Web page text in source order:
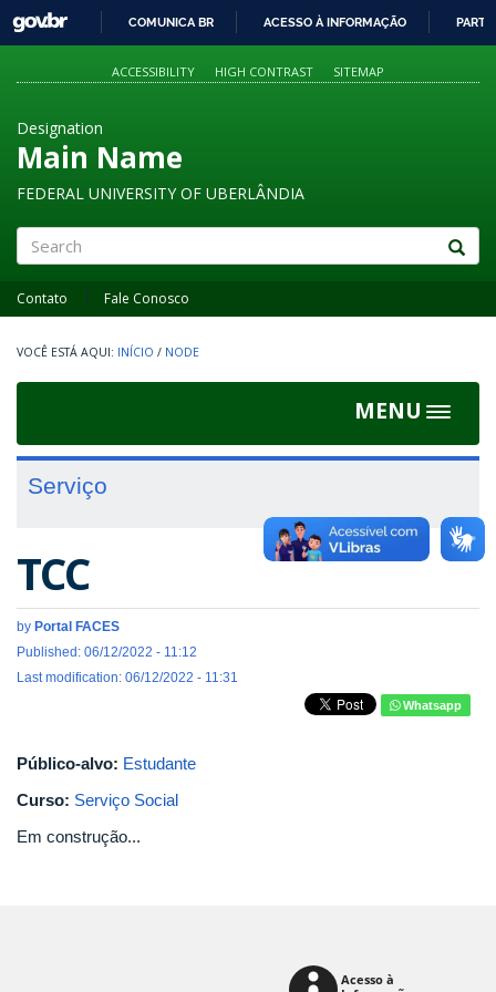
PARA
O
GOVBR
COMUNICA BR ACESSO À INFORMAÇÃO
ACCESSIBILITY HIGH CONTRAST SITEMAP
Designation
Main Name
FEDERAL UNIVERSITY OF UBERLÂNDIA
Contato Fale Conosco
INÍCIO / NODE
MENU
Toggle
Serviço
TCC
by Portal FACES
Published: 06/12/2022 - 11:12
Last modification: 06/12/2022 - 11:31
Whatsapp
Público-alvo: Estudante
Curso: Serviço Social
Em construção...